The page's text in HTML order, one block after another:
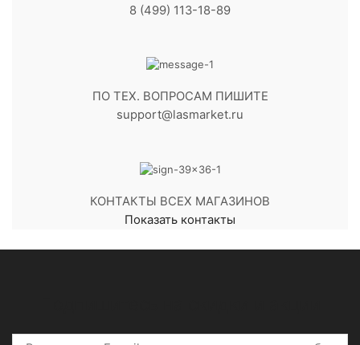
8 (499) 113-18-89
ПО ТЕХ. ВОПРОСАМ ПИШИТЕ
support@lasmarket.ru
КОНТАКТЫ ВСЕХ МАГАЗИНОВ
Показать контакты